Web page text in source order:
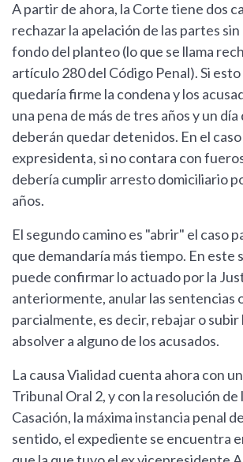
A partir de ahora, la Corte tiene dos
rechazar la apelación de las partes sin
fondo del planteo (lo que se llama
artículo 280 del Código Penal). Si
quedaría firme la condena y los
una pena de más de tres años y un
deberán quedar detenidos. En el caso
expresidenta, si no contara con
debería cumplir arresto domiciliario
años.
El segundo camino es "abrir" el caso
que demandaría más tiempo. En este
puede confirmar lo actuado por la
anteriormente, anular las sentencias
parcialmente, es decir, rebajar o subir
absolver a alguno de los acusados.
La causa Vialidad cuenta ahora con
Tribunal Oral 2, y con la resolución de
Casación, la máxima instancia penal
sentido, el expediente se encuentra